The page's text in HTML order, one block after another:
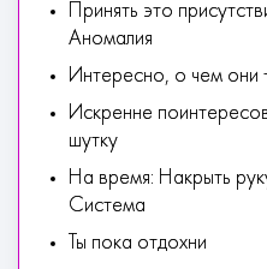
Принять это
Аномалия
Интересно, о чем они
Искренне
шутку
На время: Накрыть
Система
Ты пока отдохни